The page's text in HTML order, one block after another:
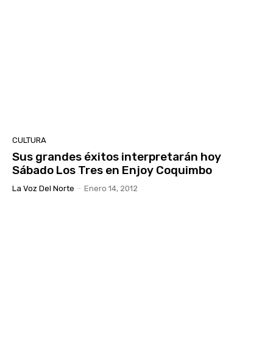
CULTURA
Sus grandes éxitos interpretarán hoy
Sábado Los Tres en Enjoy Coquimbo
La Voz Del Norte - Enero 14, 2012